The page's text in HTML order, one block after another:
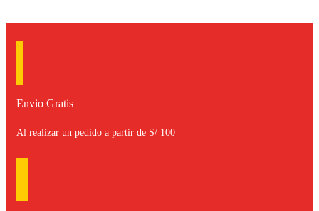
Envio Gratis
Al realizar un pedido a partir de S/ 100